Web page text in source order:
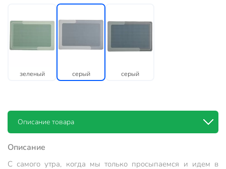
зеленый серый серый
Описание товара
Описание
С самого утра, когда мы только просыпаемся и идем в